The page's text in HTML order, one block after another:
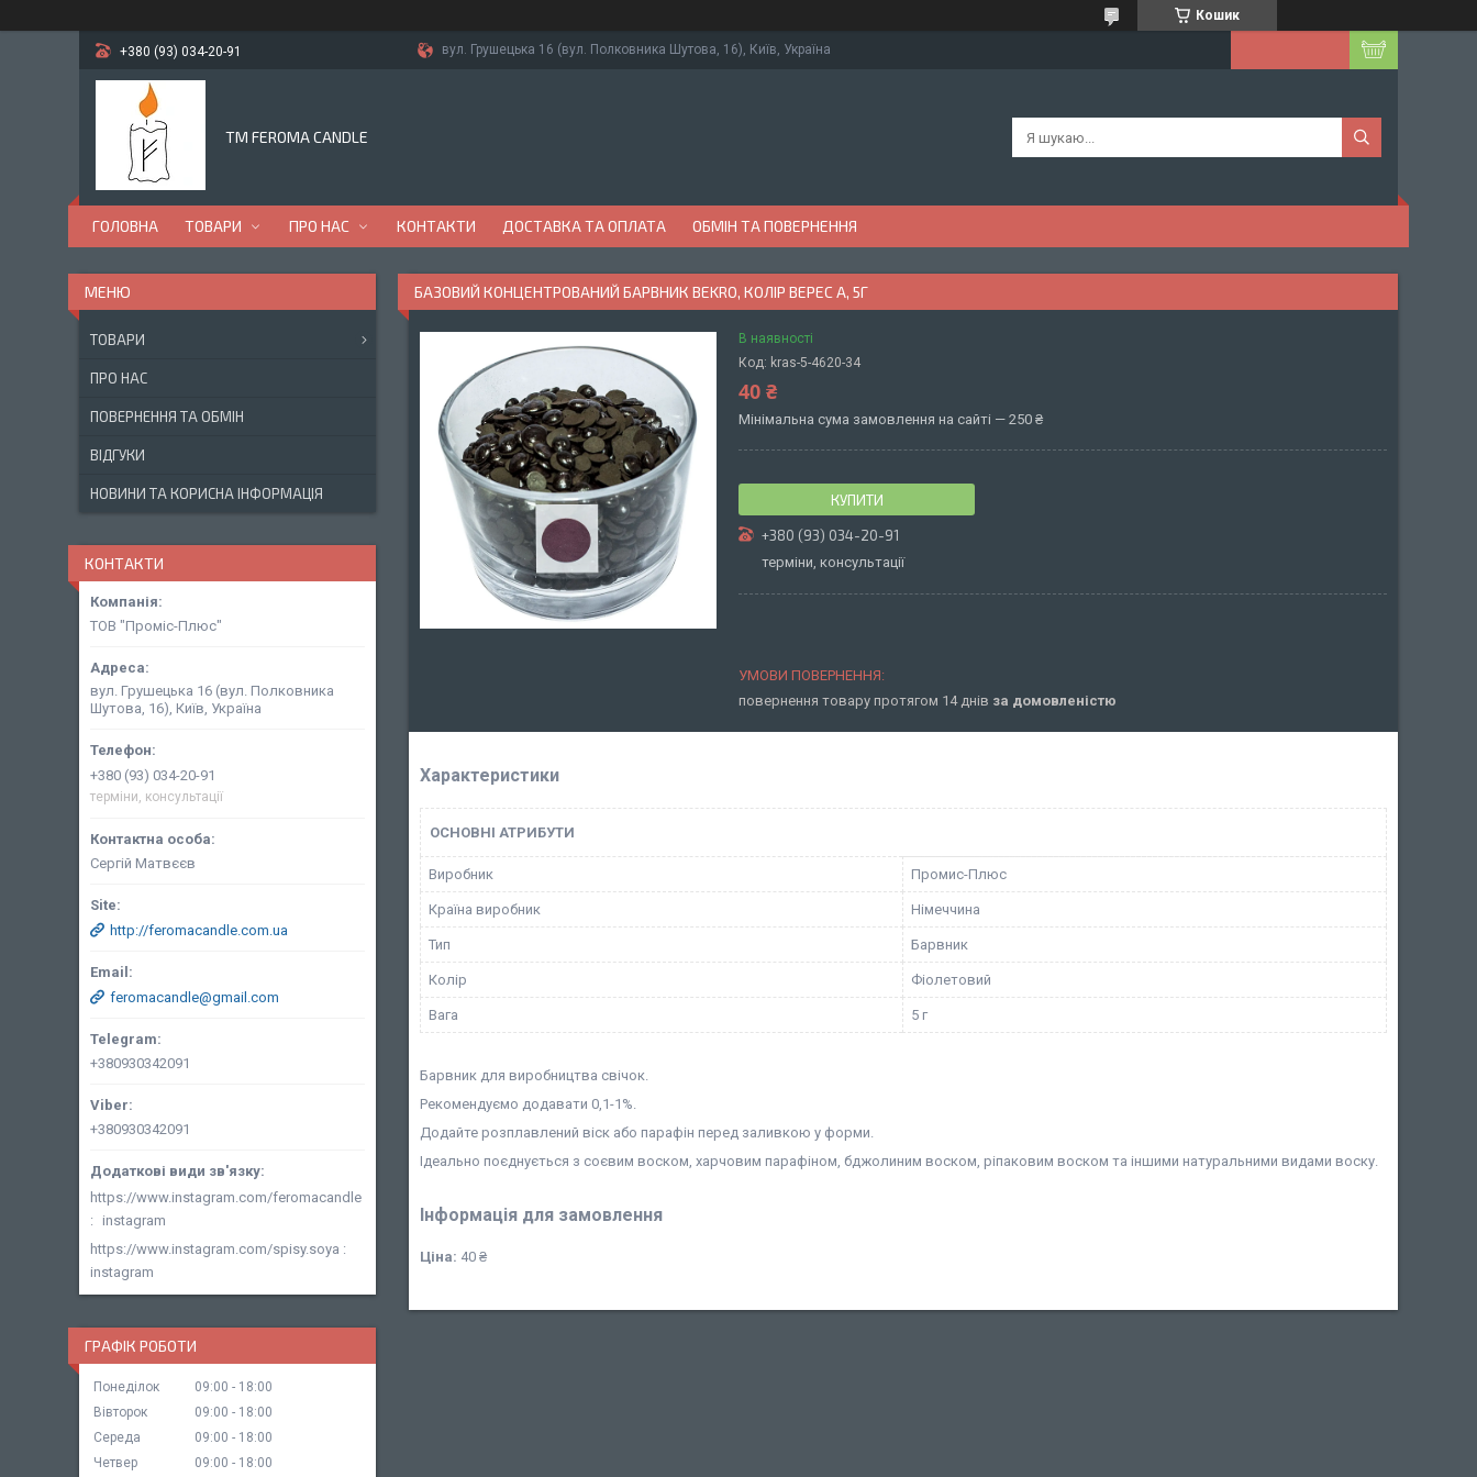
Кошик
+380 (93) 034-20-91 вул. Грушецька 16 (вул. Полковника Шутова, 16), Київ, Україна
TM FEROMA CANDLE
ГОЛОВНА ТОВАРИ ПРО НАС КОНТАКТИ ДОСТАВКА ТА ОПЛАТА ОБМІН ТА ПОВЕРНЕННЯ
БАЗОВИЙ КОНЦЕНТРОВАНИЙ БАРВНИК BEKRO, КОЛІР ВЕРЕС А, 5Г
В наявності
Код: kras-5-4620-34
40 ₴
Мінімальна сума замовлення на сайті — 250 ₴
КУПИТИ
+380 (93) 034-20-91
терміни, консультації
повернення товару протягом 14 днів за домовленістю
Характеристики
ОСНОВНІ АТРИБУТИ
Виробник Промис-Плюс
Країна виробник Німеччина
Тип Барвник
Колір Фіолетовий
Вага 5 г
Барвник для виробництва свічок.
Рекомендуємо додавати 0,1-1%.
Додайте розплавлений віск або парафін перед заливкою у форми.
Ідеально поєднується з соєвим воском, харчовим парафіном, бджолиним воском, ріпаковим воском та іншими натуральними видами воску.
Інформація для замовлення
Ціна: 40 ₴
ТОВАРИ
ПРО НАС
ПОВЕРНЕННЯ ТА ОБМІН
ВІДГУКИ
НОВИНИ ТА КОРИСНА ІНФОРМАЦІЯ
КОНТАКТИ
ТОВ "Проміс-Плюс"
вул. Грушецька 16 (вул. Полковника
Шутова, 16), Київ, Україна
+380 (93) 034-20-91
терміни, консультації
Сергій Матвєєв
http://feromacandle.com.ua
feromacandle@gmail.com
+380930342091
+380930342091
https://www.instagram.com/feromacandle
instagram
https://www.instagram.com/spisy.soya
instagram
ГРАФІК РОБОТИ
Понеділок 09:00
18:00
Вівторок
09:00
18:00
Середа
09:00
18:00
Четвер
09:00 18:00